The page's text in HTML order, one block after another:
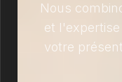
Nous
et
votre